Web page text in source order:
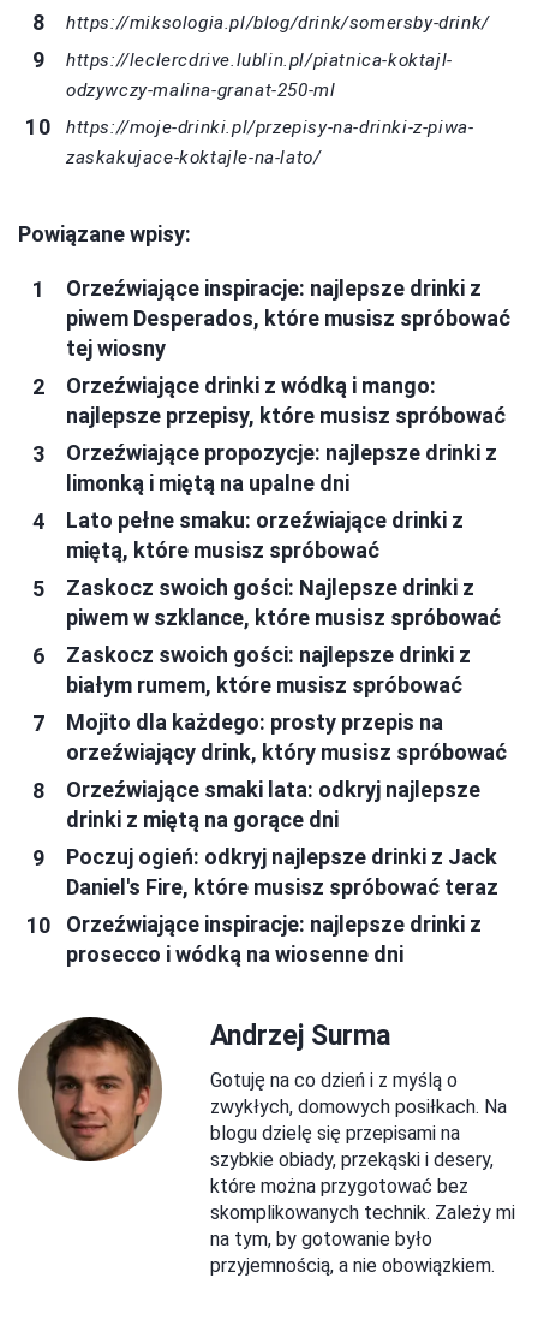
https://miksologia.pl/blog/drink/somersby-drink/
https://leclercdrive.lublin.pl/piatnica-koktajl-
odzywczy-malina-granat-250-ml
https://moje-drinki.pl/przepisy-na-drinki-z-piwa-
zaskakujace-koktajle-na-lato/
Powiązane wpisy:
Orzeźwiające inspiracje: najlepsze drinki z
piwem Desperados, które musisz spróbować
tej wiosny
Orzeźwiające drinki z wódką i mango:
najlepsze przepisy, które musisz spróbować
Orzeźwiające propozycje: najlepsze drinki z
limonką i miętą na upalne dni
Lato pełne smaku: orzeźwiające drinki z
miętą, które musisz spróbować
Zaskocz swoich gości: Najlepsze drinki z
piwem w szklance, które musisz spróbować
Zaskocz swoich gości: najlepsze drinki z
białym rumem, które musisz spróbować
Mojito dla każdego: prosty przepis na
orzeźwiający drink, który musisz spróbować
Orzeźwiające smaki lata: odkryj najlepsze
drinki z miętą na gorące dni
Poczuj ogień: odkryj najlepsze drinki z Jack
Daniel's Fire, które musisz spróbować teraz
Orzeźwiające inspiracje: najlepsze drinki z
prosecco i wódką na wiosenne dni
Andrzej Surma
Gotuję na co dzień i z myślą o
zwykłych, domowych posiłkach. Na
blogu dzielę się przepisami na
szybkie obiady, przekąski i desery,
które można przygotować bez
skomplikowanych technik. Zależy mi
na tym, by gotowanie było
przyjemnością, a nie obowiązkiem.